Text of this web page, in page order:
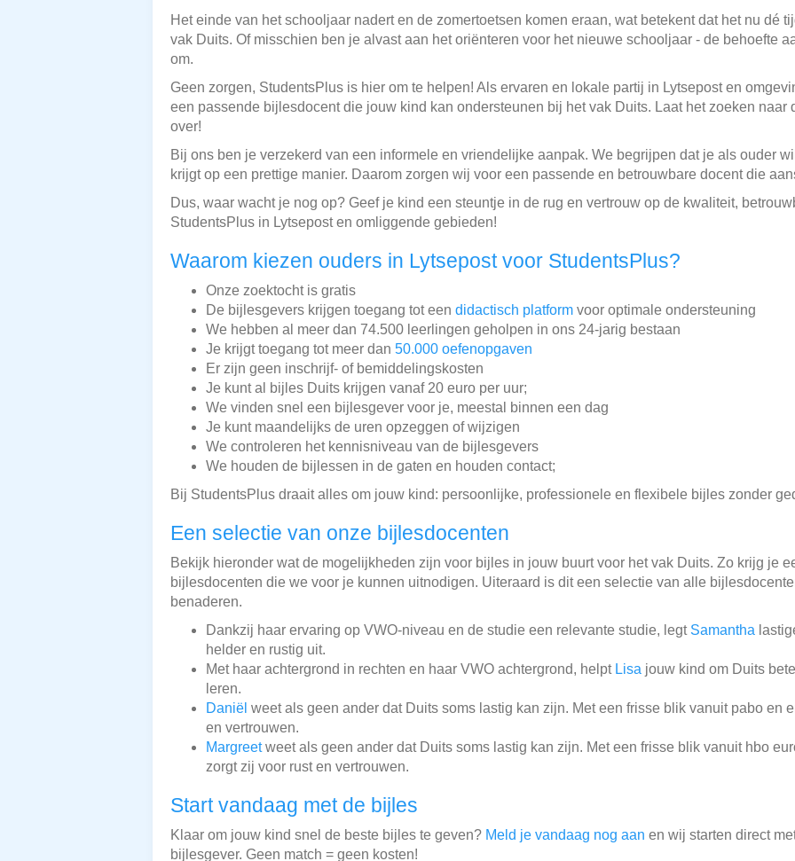
Het einde van het schooljaar nadert en de zomertoetsen komen eraan, wat betekent dat het nu dé
vak Duits. Of misschien ben je alvast aan het oriënteren voor het nieuwe schooljaar - de behoefte
om.
Geen zorgen, StudentsPlus is hier om te helpen! Als ervaren en lokale partij in Lytsepost en
een passende bijlesdocent die jouw kind kan ondersteunen bij het vak Duits. Laat het zoeken naar
over!
Bij ons ben je verzekerd van een informele en vriendelijke aanpak. We begrijpen dat je als ouder
krijgt op een prettige manier. Daarom zorgen wij voor een passende en betrouwbare docent die
Dus, waar wacht je nog op? Geef je kind een steuntje in de rug en vertrouw op de kwaliteit,
StudentsPlus in Lytsepost en omliggende gebieden!
Waarom kiezen ouders in Lytsepost voor StudentsPlus?
Onze zoektocht is gratis
De bijlesgevers krijgen toegang tot een didactisch platform voor optimale ondersteuning
We hebben al meer dan 74.500 leerlingen geholpen in ons 24-jarig bestaan
Je krijgt toegang tot meer dan 50.000 oefenopgaven
Er zijn geen inschrijf- of bemiddelingskosten
Je kunt al bijles Duits krijgen vanaf 20 euro per uur;
We vinden snel een bijlesgever voor je, meestal binnen een dag
Je kunt maandelijks de uren opzeggen of wijzigen
We controleren het kennisniveau van de bijlesgevers
We houden de bijlessen in de gaten en houden contact;
Bij StudentsPlus draait alles om jouw kind: persoonlijke, professionele en flexibele bijles zonder
Een selectie van onze bijlesdocenten
Bekijk hieronder wat de mogelijkheden zijn voor bijles in jouw buurt voor het vak Duits. Zo krijg je
bijlesdocenten die we voor je kunnen uitnodigen. Uiteraard is dit een selectie van alle
benaderen.
Dankzij haar ervaring op VWO-niveau en de studie een relevante studie, legt Samantha
helder en rustig uit.
Met haar achtergrond in rechten en haar VWO achtergrond, helpt Lisa jouw kind om Duits
leren.
Daniël weet als geen ander dat Duits soms lastig kan zijn. Met een frisse blik vanuit pabo en
en vertrouwen.
Margreetweet als geen ander dat Duits soms lastig kan zijn. Met een frisse blik vanuit hbo
zorgt zij voor rust en vertrouwen.
Start vandaag met de bijles
Klaar om jouw kind snel de beste bijles te geven? Meld je vandaag nog aan en wij starten direct
bijlesgever. Geen match = geen kosten!